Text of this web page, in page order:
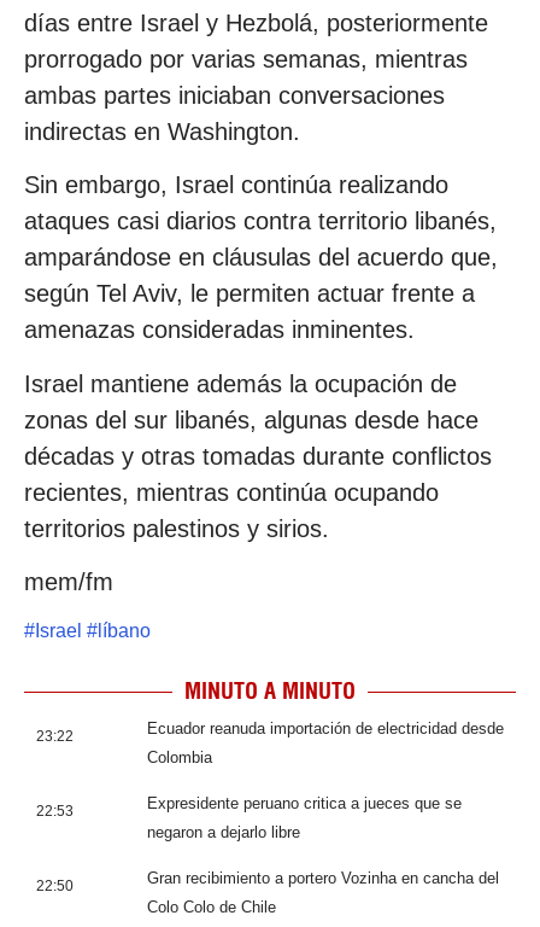
días entre Israel y Hezbolá, posteriormente
prorrogado por varias semanas, mientras
ambas partes iniciaban conversaciones
indirectas en Washington.
Sin embargo, Israel continúa realizando
ataques casi diarios contra territorio libanés,
amparándose en cláusulas del acuerdo que,
según Tel Aviv, le permiten actuar frente a
amenazas consideradas inminentes.
Israel mantiene además la ocupación de
zonas del sur libanés, algunas desde hace
décadas y otras tomadas durante conflictos
recientes, mientras continúa ocupando
territorios palestinos y sirios.
mem/fm
# Israel # líbano
MINUTO A MINUTO
23:22
Ecuador reanuda importación de electricidad desde
Colombia
22:53
Expresidente peruano critica a jueces que se
negaron a dejarlo libre
22:50
Gran recibimiento a portero Vozinha en cancha del
Colo Colo de Chile